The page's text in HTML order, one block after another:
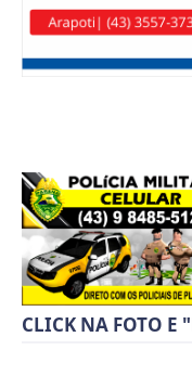
CLICK NA FOTO E